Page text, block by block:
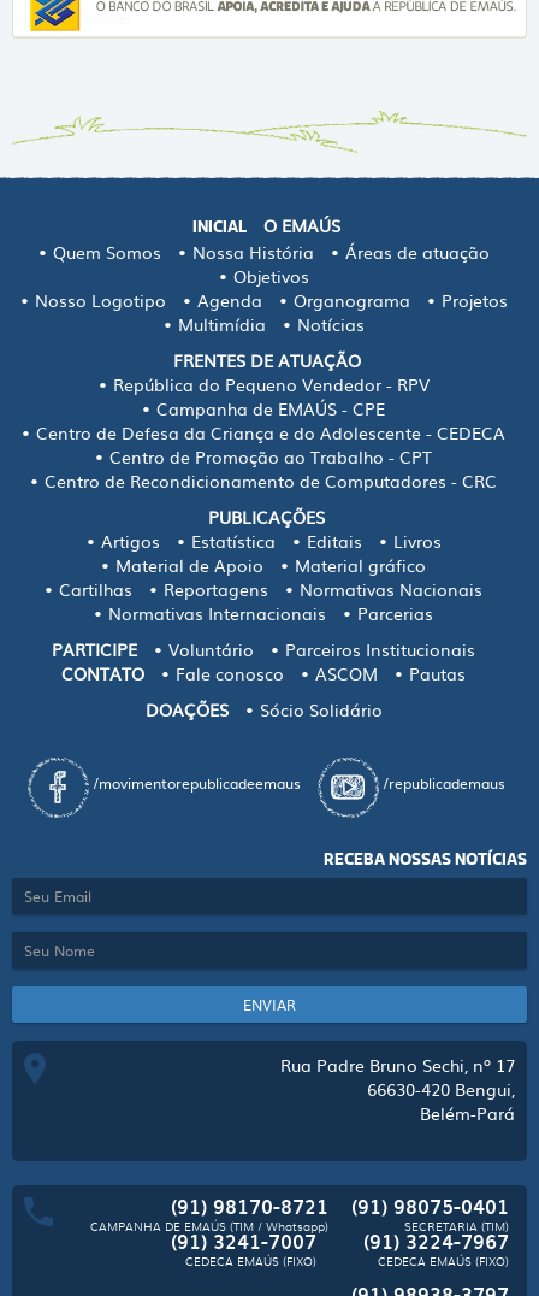
INICIAL
O EMAÚS
Quem Somos
Nossa História
Áreas de atuação
Objetivos
Nosso Logotipo
Agenda Organograma
Projetos
Multimídia
Notícias
FRENTES DE ATUAÇÃO
República do Pequeno Vendedor - RPV
Campanha de EMAÚS - CPE
Centro de Defesa da Criança e do Adolescente - CEDECA
Centro de Promoção ao Trabalho - CPT
Centro de Recondicionamento de Computadores - CRC
PUBLICAÇÕES
Artigos
Estatística Editais
Livros
Material de Apoio
Material gráfico
Cartilhas
Reportagens
Normativas Nacionais
Normativas Internacionais
Parcerias
PARTICIPE
Voluntário
Parceiros Institucionais
CONTATO
Fale conosco ASCOM
Pautas
DOAÇÕES
Sócio Solidário
/movimentorepublicadeemaus /republicademaus
RECEBA NOSSAS NOTÍCIAS
ENVIAR
Rua Padre Bruno Sechi, nº 17
66630-420 Bengui,
Belém-Pará
(91) 98170-8721
CAMPANHA DE EMAÚS (TIM / Whatsapp)
(91) 98075-0401
SECRETARIA (TIM)
(91) 3241-7007
CEDECA EMAÚS (FIXO)
(91) 3224-7967
CEDECA EMAÚS (FIXO)